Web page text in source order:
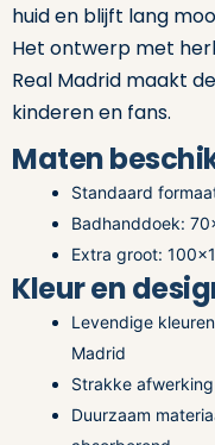
huid en blijft lang
Het ontwerp met
Real Madrid maakt
kinderen en fans.
Maten
Standaard
Badhanddoek:
Extra groot:
Kleur en
Levendige
Madrid
Strakke
Duurzaam